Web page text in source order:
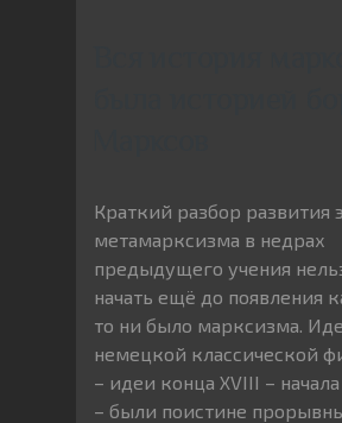
Краткий разбор развития
метамарксизма в недрах
предыдущего учения
начать ещё до появления
то ни было марксизма.
немецкой классической
– идеи конца XVIII –
– были поистине